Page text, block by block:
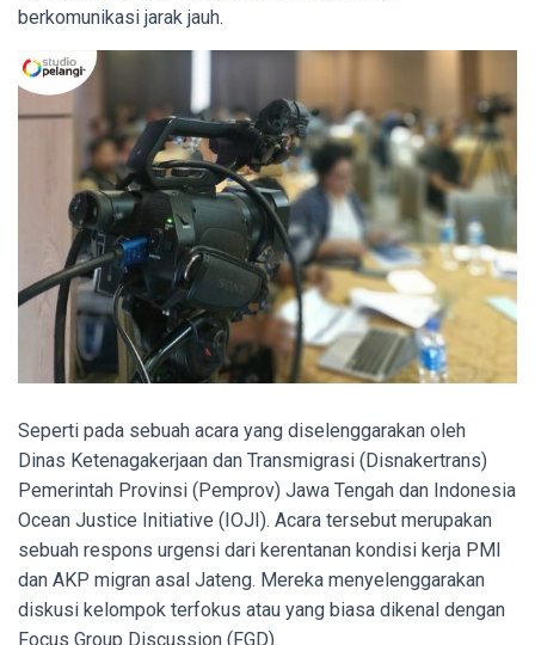
berkomunikasi jarak jauh.
Seperti pada sebuah acara yang diselenggarakan oleh
Dinas Ketenagakerjaan dan Transmigrasi (Disnakertrans)
Pemerintah Provinsi (Pemprov) Jawa Tengah dan Indonesia
Ocean Justice Initiative (IOJI). Acara tersebut merupakan
sebuah respons urgensi dari kerentanan kondisi kerja PMI
dan AKP migran asal Jateng. Mereka menyelenggarakan
diskusi kelompok terfokus atau yang biasa dikenal dengan
Focus Group Discussion (FGD).